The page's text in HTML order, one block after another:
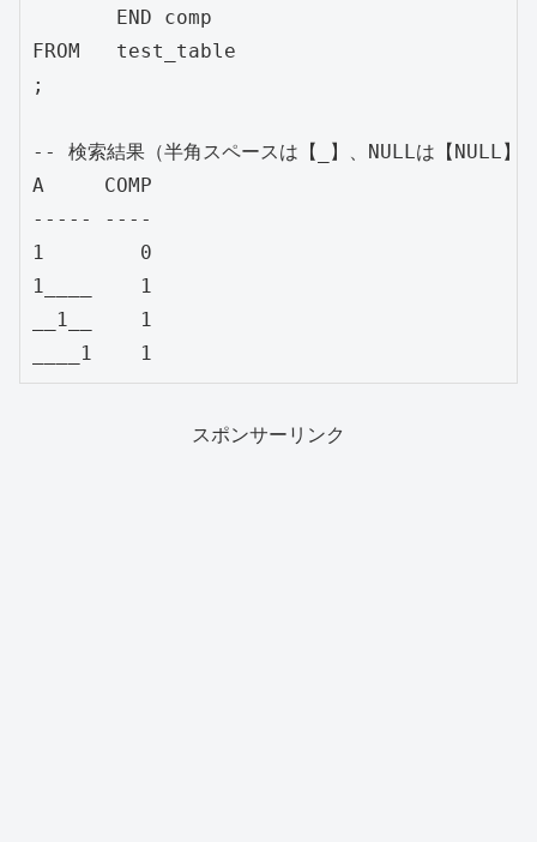
       END comp
FROM   test_table
;
-- 検索結果（半角スペースは【_】、NULLは【NULL】
A     COMP
----- ----
1        0
1____    1
__1__    1
スポンサーリンク